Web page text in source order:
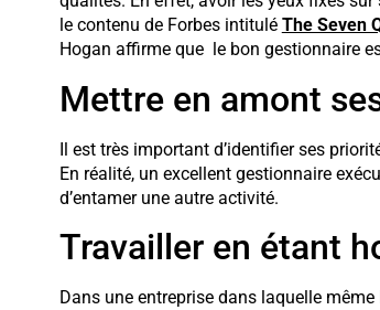
le contenu de Forbes intitulé The Seven
Hogan affirme que le bon gestionnaire
Mettre en amont
Il est très important d’identifier ses
En réalité, un excellent gestionnaire
d’entamer une autre activité.
Travailler en étant
Dans une entreprise dans laquelle